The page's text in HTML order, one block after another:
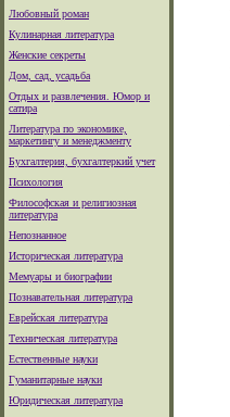
Любовный роман
Кулинарная литература
Женские секреты
Дом, сад, усадьба
Отдых и развлечения. Юмор и
сатира
Литература по экономике,
маркетингу и менеджменту
Бухгалтерия, бухгалтеркий учет
Психология
Философская и религиозная
литература
Непознанное
Историческая литература
Мемуары и биографии
Познавательная литература
Еврейская литература
Техническая литература
Естественные науки
Гуманитарные науки
Юридическая литература